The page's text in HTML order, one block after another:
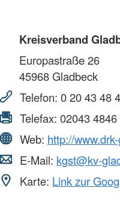
Kreisverband
Europastraße 26
45968Gladbeck
Telefon: 0 20 43 48
Telefax: 02043 4846
Web: http://
E-Mail: kgst@kv-
Karte: Link zur